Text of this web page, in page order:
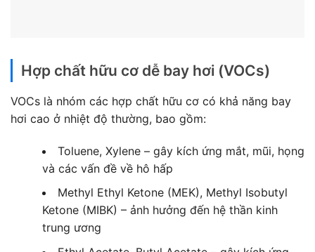
Hợp chất hữu cơ dễ bay hơi (VOCs)
VOCs là nhóm các hợp chất hữu cơ có khả năng bay
hơi cao ở nhiệt độ thường, bao gồm:
Toluene, Xylene – gây kích ứng mắt, mũi, họng
và các vấn đề về hô hấp
Methyl Ethyl Ketone (MEK), Methyl Isobutyl
Ketone (MIBK) – ảnh hưởng đến hệ thần kinh
trung ương